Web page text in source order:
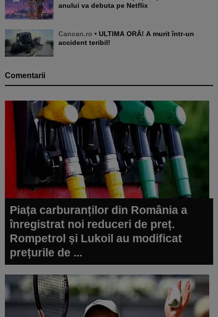
anului va debuta pe Netflix
Cancan.ro • ULTIMA ORĂ! A murit într-un
accident teribil!
Comentarii
Piața carburanților din România a
înregistrat noi reduceri de preț.
Rompetrol și Lukoil au modificat
prețurile de ...